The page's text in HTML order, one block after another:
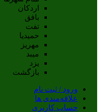
اردکان
بافق
تفت
حميديا
مهریز
ميبد
يزد
بازگشت
ورود / ثبت نام
علاقه‌مندی ها
حساب کاربری